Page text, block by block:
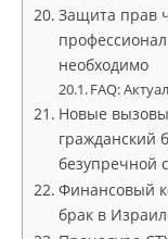
Защита прав
необходимо
FAQ:
Новые
гражданский
безупречной
Финансовый
брак в